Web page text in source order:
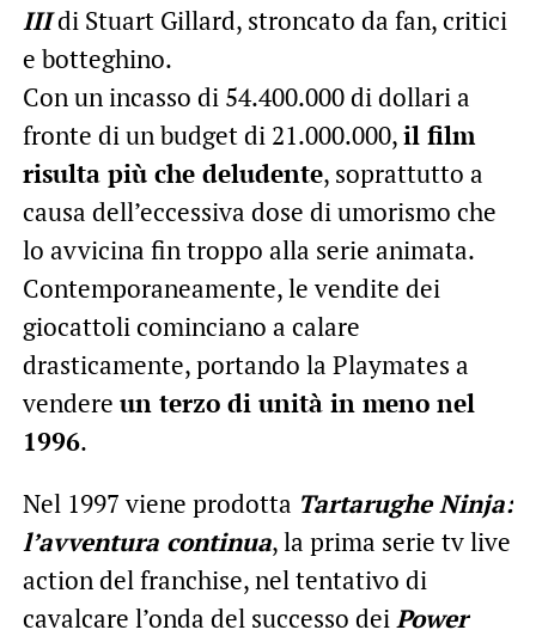
IIIdi Stuart Gillard, stroncato da fan, critici
e botteghino.
Con un incasso di 54.400.000 di dollari a
fronte di un budget di 21.000.000,il film
risulta più che deludente, soprattutto a
causa dell’eccessiva dose di umorismo che
lo avvicina fin troppo alla serie animata.
Contemporaneamente, le vendite dei
giocattoli cominciano a calare
drasticamente, portando la Playmates a
vendere un terzo di unità in meno nel
1996.
Nel 1997 viene prodotta Tartarughe Ninja:
l’avventura continua, la prima serie tv live
action del franchise, nel tentativo di
cavalcare l’onda del successo deiPower